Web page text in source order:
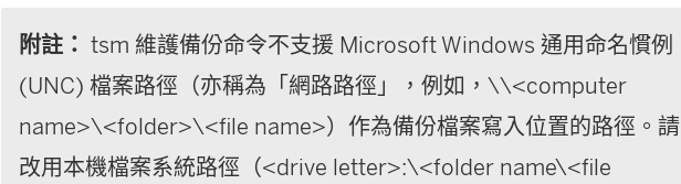
附註： tsm 維護備份命令不支援 Microsoft Windows 通用命名慣例
(UNC) 檔案路徑（亦稱為「網路路徑」，例如，\\<computer
name>\<folder>\<file name>）作為備份檔案寫入位置的路徑。請
改用本機檔案系統路徑（<drive letter>:\<folder name\<file